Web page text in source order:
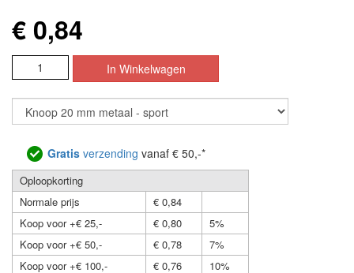
€ 0,84
Gratis verzending vanaf € 50,-*
Oploopkorting
Normale prijs
€ 0,84
Koop voor +€ 25,-
€ 0,80
5%
Koop voor +€ 50,-
€ 0,78
7%
Koop voor +€ 100,-
€ 0,76
10%